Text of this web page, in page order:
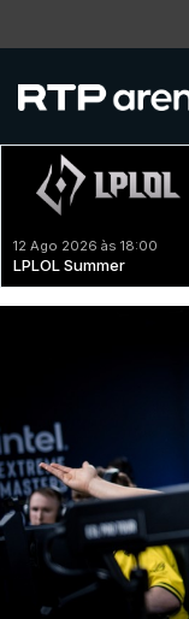
12 Ago 2026 às 18:00
LPLOL Summer